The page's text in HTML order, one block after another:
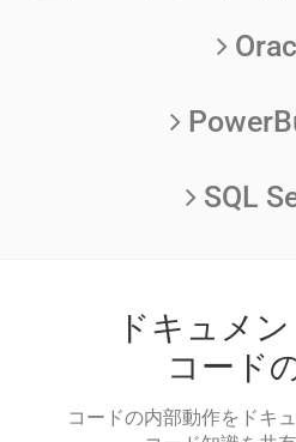
SQL
ドキュメ
コード
コードの内部動作をドキ